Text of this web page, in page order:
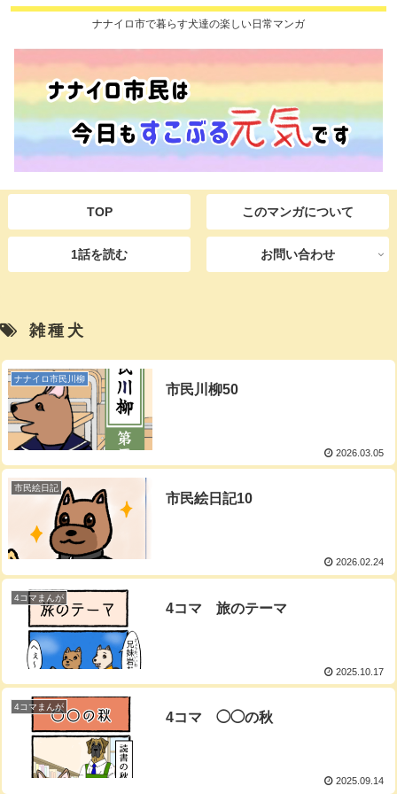
ナナイロ市で暮らす犬達の楽しい日常マンガ
TOP このマンガについて
1話を読む お問い合わせ
雑種犬
ナナイロ市民川柳
市民川柳50
2026.03.05
市民絵日記
市民絵日記10
2026.02.24
4コマまんが
4コマ 旅のテーマ
2025.10.17
4コマまんが
4コマ ◯◯の秋
2025.09.14